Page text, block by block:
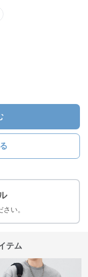
い。
テム